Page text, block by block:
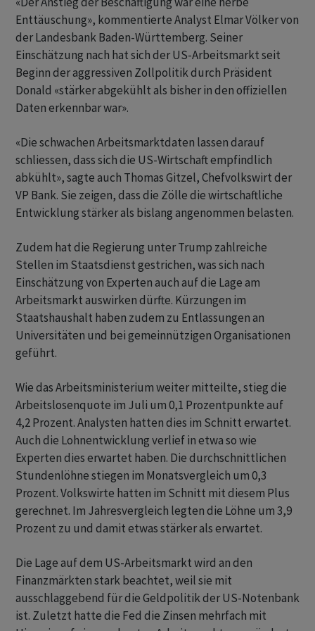
Enttäuschung», kommentierte Analyst Elmar Völker von
der Landesbank Baden-Württemberg. Seiner
Einschätzung nach hat sich der US-Arbeitsmarkt seit
Beginn der aggressiven Zollpolitik durch Präsident
Donald «stärker abgekühlt als bisher in den offiziellen
Daten erkennbar war».
«Die schwachen Arbeitsmarktdaten lassen darauf
schliessen, dass sich die US-Wirtschaft empfindlich
abkühlt», sagte auch Thomas Gitzel, Chefvolkswirt der
VP Bank. Sie zeigen, dass die Zölle die wirtschaftliche
Entwicklung stärker als bislang angenommen belasten.
Zudem hat die Regierung unter Trump zahlreiche
Stellen im Staatsdienst gestrichen, was sich nach
Einschätzung von Experten auch auf die Lage am
Arbeitsmarkt auswirken dürfte. Kürzungen im
Staatshaushalt haben zudem zu Entlassungen an
Universitäten und bei gemeinnützigen Organisationen
geführt.
Wie das Arbeitsministerium weiter mitteilte, stieg die
Arbeitslosenquote im Juli um 0,1 Prozentpunkte auf
4,2 Prozent. Analysten hatten dies im Schnitt erwartet.
Auch die Lohnentwicklung verlief in etwa so wie
Experten dies erwartet haben. Die durchschnittlichen
Stundenlöhne stiegen im Monatsvergleich um 0,3
Prozent. Volkswirte hatten im Schnitt mit diesem Plus
gerechnet. Im Jahresvergleich legten die Löhne um 3,9
Prozent zu und damit etwas stärker als erwartet.
Die Lage auf dem US-Arbeitsmarkt wird an den
Finanzmärkten stark beachtet, weil sie mit
ausschlaggebend für die Geldpolitik der US-Notenbank
ist. Zuletzt hatte die Fed die Zinsen mehrfach mit